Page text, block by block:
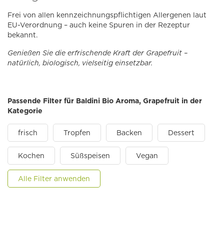
Frei von allen kennzeichnungspflichtigen Allergenen laut
EU-Verordnung – auch keine Spuren in der Rezeptur
bekannt.
Genießen Sie die erfrischende Kraft der Grapefruit –
natürlich, biologisch, vielseitig einsetzbar.
Passende Filter für Baldini Bio Aroma, Grapefruit in der
Kategorie
frisch Tropfen Backen Dessert
Kochen Süßspeisen Vegan
Alle Filter anwenden